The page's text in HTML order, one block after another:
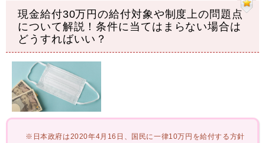
現金給付30万円の給付対象や制度上の問題点
について解説！条件に当てはまらない場合は
どうすればいい？
※日本政府は2020年4月16日、国民に一律10万円を給付する方針